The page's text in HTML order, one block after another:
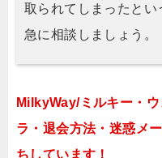
取られてしまったとい
急に相談しましょう。
MilkyWay/ミルキー・
ラ・退会方法・迷惑メ
ちしています！